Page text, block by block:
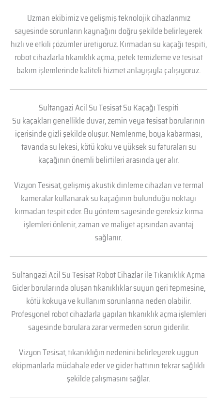
Uzman ekibimiz ve gelişmiş teknolojik cihazlarımız
sayesinde sorunların kaynağını doğru şekilde belirleyerek
hızlı ve etkili çözümler üretiyoruz. Kırmadan su kaçağı tespiti,
robot cihazlarla tıkanıklık açma, petek temizleme ve tesisat
bakım işlemlerinde kaliteli hizmet anlayışıyla çalışıyoruz.
Sultangazi Acil Su Tesisat Su Kaçağı Tespiti
Su kaçakları genellikle duvar, zemin veya tesisat borularının
içerisinde gizli şekilde oluşur. Nemlenme, boya kabarması,
tavanda su lekesi, kötü koku ve yüksek su faturaları su
kaçağının önemli belirtileri arasında yer alır.
Vizyon Tesisat, gelişmiş akustik dinleme cihazları ve termal
kameralar kullanarak su kaçağının bulunduğu noktayı
kırmadan tespit eder. Bu yöntem sayesinde gereksiz kırma
işlemleri önlenir, zaman ve maliyet açısından avantaj
sağlanır.
Sultangazi Acil Su Tesisat Robot Cihazlar ile Tıkanıklık Açma
Gider borularında oluşan tıkanıklıklar suyun geri tepmesine,
kötü kokuya ve kullanım sorunlarına neden olabilir.
Profesyonel robot cihazlarla yapılan tıkanıklık açma işlemleri
sayesinde borulara zarar vermeden sorun giderilir.
Vizyon Tesisat, tıkanıklığın nedenini belirleyerek uygun
ekipmanlarla müdahale eder ve gider hattının tekrar sağlıklı
şekilde çalışmasını sağlar.